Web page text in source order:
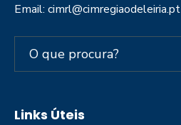
Email: cimrl@cimregiaodeleiria.pt
Links Úteis